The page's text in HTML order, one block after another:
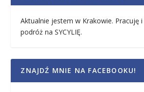
Aktualnie jestem w Krakowie. Pracuję
podróż na SYCYLIĘ.
ZNAJDŹ MNIE NA FACEBOOKU!